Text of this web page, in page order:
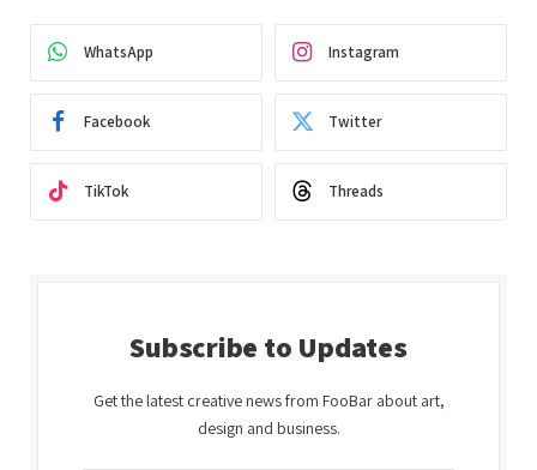
WhatsApp Instagram
Facebook Twitter
TikTok Threads
Subscribe to Updates
Get the latest creative news from FooBar about art,
design and business.